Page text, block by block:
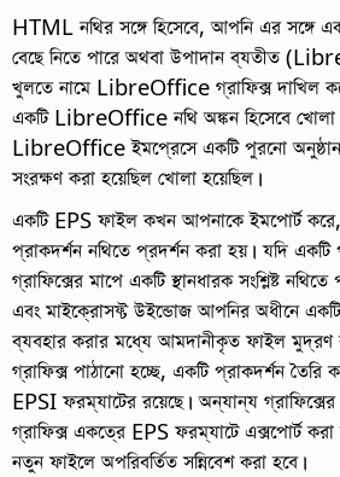
HTML নথির সঙ্গে হিসেবে, আপনি এর সঙ্গে
বেছে নিতে পারে অথবা উপাদান ব্যতীত
খুলতে নামে LibreOffice গ্রাফিক্স দাখিল
একটি LibreOffice নথি অঙ্কন হিসেবে
LibreOffice ইমপ্রেসে একটি পুরনো অনুষ্ঠান
সংরক্ষণ করা হয়েছিল খোলা হয়েছিল।
একটি EPS ফাইল কখন আপনাকে ইমপোর্ট করে,
প্রাকদর্শন নথিতে প্রদর্শন করা হয়। যদি একটি
গ্রাফিক্সের মাপে একটি স্থানধারক সংশ্লিষ্ট
এবং মাইক্রোসফ্ট উইন্ডোজ আপনির অধীনে
ব্যবহার করার মধ্যে আমদানীকৃত ফাইল মুদ্রণ
গ্রাফিক্স পাঠানো হচ্ছে, একটি প্রাকদর্শন
EPSI ফরম্যাটের রয়েছে। অন্যান্য
গ্রাফিক্স একত্রে EPS ফরম্যাটে এক্সপোর্ট
নতুন ফাইলে অপরিবর্তিত সন্নিবেশ করা হবে।